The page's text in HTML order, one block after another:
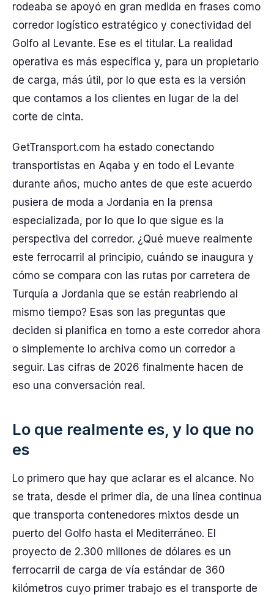
rodeaba se apoyó en gran medida en frases como
corredor logístico estratégico y conectividad del
Golfo al Levante. Ese es el titular. La realidad
operativa es más específica y, para un propietario
de carga, más útil, por lo que esta es la versión
que contamos a los clientes en lugar de la del
corte de cinta.
GetTransport.com ha estado conectando
transportistas en Aqaba y en todo el Levante
durante años, mucho antes de que este acuerdo
pusiera de moda a Jordania en la prensa
especializada, por lo que lo que sigue es la
perspectiva del corredor. ¿Qué mueve realmente
este ferrocarril al principio, cuándo se inaugura y
cómo se compara con las rutas por carretera de
Turquía a Jordania que se están reabriendo al
mismo tiempo? Esas son las preguntas que
deciden si planifica en torno a este corredor ahora
o simplemente lo archiva como un corredor a
seguir. Las cifras de 2026 finalmente hacen de
eso una conversación real.
Lo que realmente es, y lo que no
es
Lo primero que hay que aclarar es el alcance. No
se trata, desde el primer día, de una línea continua
que transporta contenedores mixtos desde un
puerto del Golfo hasta el Mediterráneo. El
proyecto de 2.300 millones de dólares es un
ferrocarril de carga de vía estándar de 360
kilómetros cuyo primer trabajo es el transporte de